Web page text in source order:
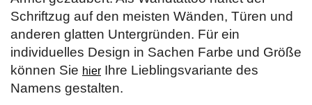
Schriftzug auf den meisten Wänden, Türen und
anderen glatten Untergründen. Für ein
individuelles Design in Sachen Farbe und Größe
können Sie hier Ihre Lieblingsvariante des
Namens gestalten.